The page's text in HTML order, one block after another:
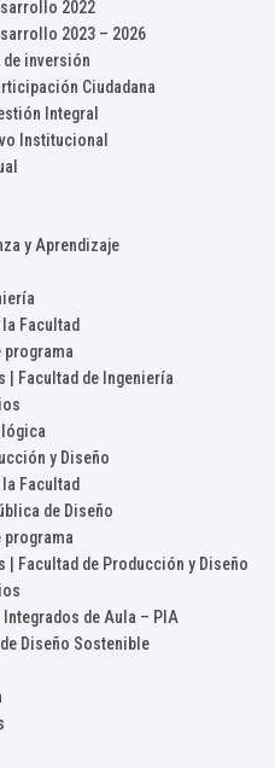
2022
2023 – 2026
inversión
Ciudadana
Integral
Institucional
y Aprendizaje
Facultad
programa
| Facultad de Ingeniería
y Diseño
Facultad
de Diseño
programa
| Facultad de Producción y Diseño
de Aula – PIA
Diseño Sostenible